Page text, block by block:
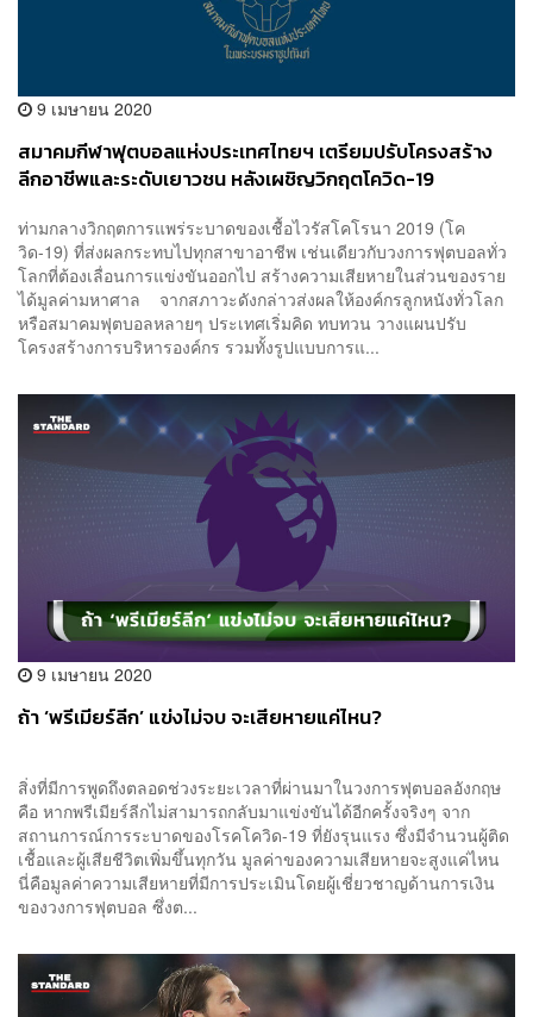
9 เมษายน 2020
สมาคมกีฬาฟุตบอลแห่งประเทศไทยฯ เตรียมปรับโครงสร้าง
ลีกอาชีพและระดับเยาวชน หลังเผชิญวิกฤตโควิด-19
ท่ามกลางวิกฤตการแพร่ระบาดของเชื้อไวรัสโคโรนา 2019 (โค
วิด-19) ที่ส่งผลกระทบไปทุกสาขาอาชีพ เช่นเดียวกับวงการฟุตบอลทั่ว
โลกที่ต้องเลื่อนการแข่งขันออกไป สร้างความเสียหายในส่วนของราย
ได้มูลค่ามหาศาล จากสภาวะดังกล่าวส่งผลให้องค์กรลูกหนังทั่วโลก
หรือสมาคมฟุตบอลหลายๆ ประเทศเริ่มคิด ทบทวน วางแผนปรับ
โครงสร้างการบริหารองค์กร รวมทั้งรูปแบบการแ...
9 เมษายน 2020
ถ้า ‘พรีเมียร์ลีก’ แข่งไม่จบ จะเสียหายแค่ไหน?
สิ่งที่มีการพูดถึงตลอดช่วงระยะเวลาที่ผ่านมาในวงการฟุตบอลอังกฤษ
คือ หากพรีเมียร์ลีกไม่สามารถกลับมาแข่งขันได้อีกครั้งจริงๆ จาก
สถานการณ์การระบาดของโรคโควิด-19 ที่ยังรุนแรง ซึ่งมีจำนวนผู้ติด
เชื้อและผู้เสียชีวิตเพิ่มขึ้นทุกวัน มูลค่าของความเสียหายจะสูงแค่ไหน
นี่คือมูลค่าความเสียหายที่มีการประเมินโดยผู้เชี่ยวชาญด้านการเงิน
ของวงการฟุตบอล ซึ่งต...